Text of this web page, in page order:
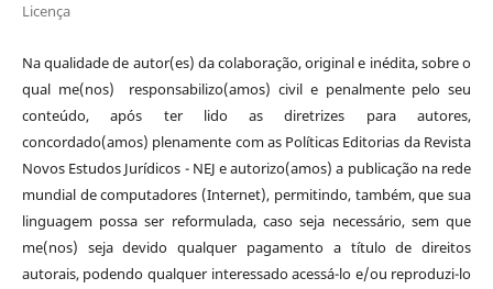
Licença
Na qualidade de autor(es) da colaboração, original e inédita, sobre o
qual me(nos) responsabilizo(amos) civil e penalmente pelo seu
conteúdo, após ter lido as diretrizes para autores,
concordado(amos) plenamente com as Políticas Editorias da Revista
Novos Estudos Jurídicos - NEJ e autorizo(amos) a publicação na rede
mundial de computadores (Internet), permitindo, também, que sua
linguagem possa ser reformulada, caso seja necessário, sem que
me(nos) seja devido qualquer pagamento a título de direitos
autorais, podendo qualquer interessado acessá-lo e/ou reproduzi-lo